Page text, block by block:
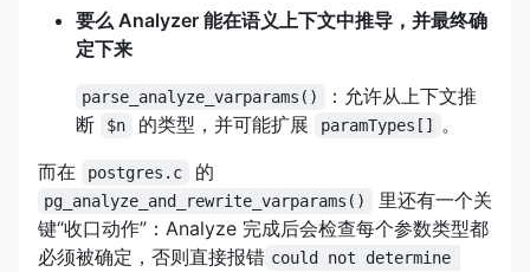
要么 Analyzer 能在语义上下文中推导，并最终确
定下来
parse_analyze_varparams()
：允许从上下文推
断
$n 的类型，并可能扩展 paramTypes[]
。
而在
postgres.c 的
pg_analyze_and_rewrite_varparams()
里还有一个关
键“收口动作”：Analyze 完成后会检查每个参数类型都
必须被确定，否则直接报错 could not determine